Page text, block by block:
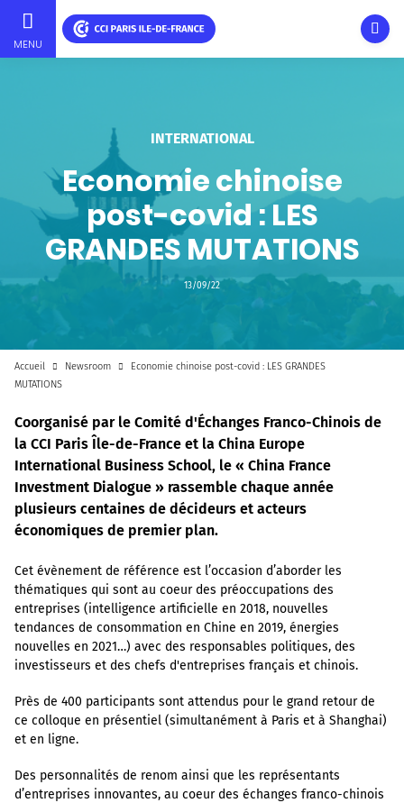
MENU
INTERNATIONAL
Economie chinoise
post-covid : LES
GRANDES MUTATIONS
13/09/22
Accueil Newsroom
Economie chinoise post-covid : LES GRANDES
MUTATIONS
Coorganisé par le Comité d'Échanges Franco-Chinois de
la CCI Paris Île-de-France et la China Europe
International Business School, le « China France
Investment Dialogue » rassemble chaque année
plusieurs centaines de décideurs et acteurs
économiques de premier plan.
Cet évènement de référence est l’occasion d’aborder les
thématiques qui sont au coeur des préoccupations des
entreprises (intelligence artificielle en 2018, nouvelles
tendances de consommation en Chine en 2019, énergies
nouvelles en 2021…) avec des responsables politiques, des
investisseurs et des chefs d'entreprises français et chinois.
Près de 400 participants sont attendus pour le grand retour de
ce colloque en présentiel (simultanément à Paris et à Shanghai)
et en ligne.
Des personnalités de renom ainsi que les représentants
d’entreprises innovantes, au coeur des échanges franco-chinois